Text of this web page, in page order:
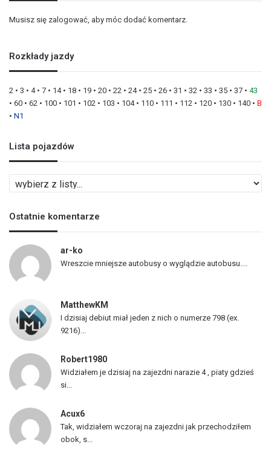
Musisz się zalogować , aby móc dodać komentarz.
Rozkłady jazdy
2 • 3 • 4• 7 • 14• 18 • 19 • 20 • 22 • 24• 25 • 26 • 31 • 32 • 33 • 35 • 37 • 43
• 60 • 62 • 100 • 101 • 102 • 103 • 104• 110 • 111 • 112 • 120 • 130 • 140 • B
• N1
Lista pojazdów
i
t
a
o
j
w
Ostatnie komentarze
ar-ko
Wreszcie mniejsze autobusy o wyglądzie autobusu....
MatthewKM
I dzisiaj debiut miał jeden z nich o numerze 798 (ex.
9216)...
Robert1980
Widziałem je dzisiaj na zajezdni narazie 4 , piaty gdzieś
si...
Acux6
Tak, widziałem wczoraj na zajezdni jak przechodziłem
obok, s...